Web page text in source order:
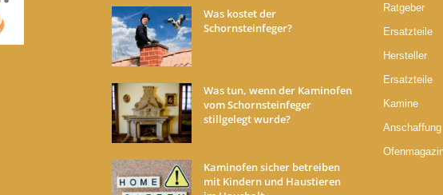
Was kostet der
Schornsteinfeger?
Was tun, wenn der Kaminofen
vom Schornsteinfeger
stillgelegt wurde?
Kaminofen sicher betreiben
mit Kindern und Haustieren
Ratgeber
Ersatzteile
Hersteller
Ersatzteile
Kamine
Anschaffung